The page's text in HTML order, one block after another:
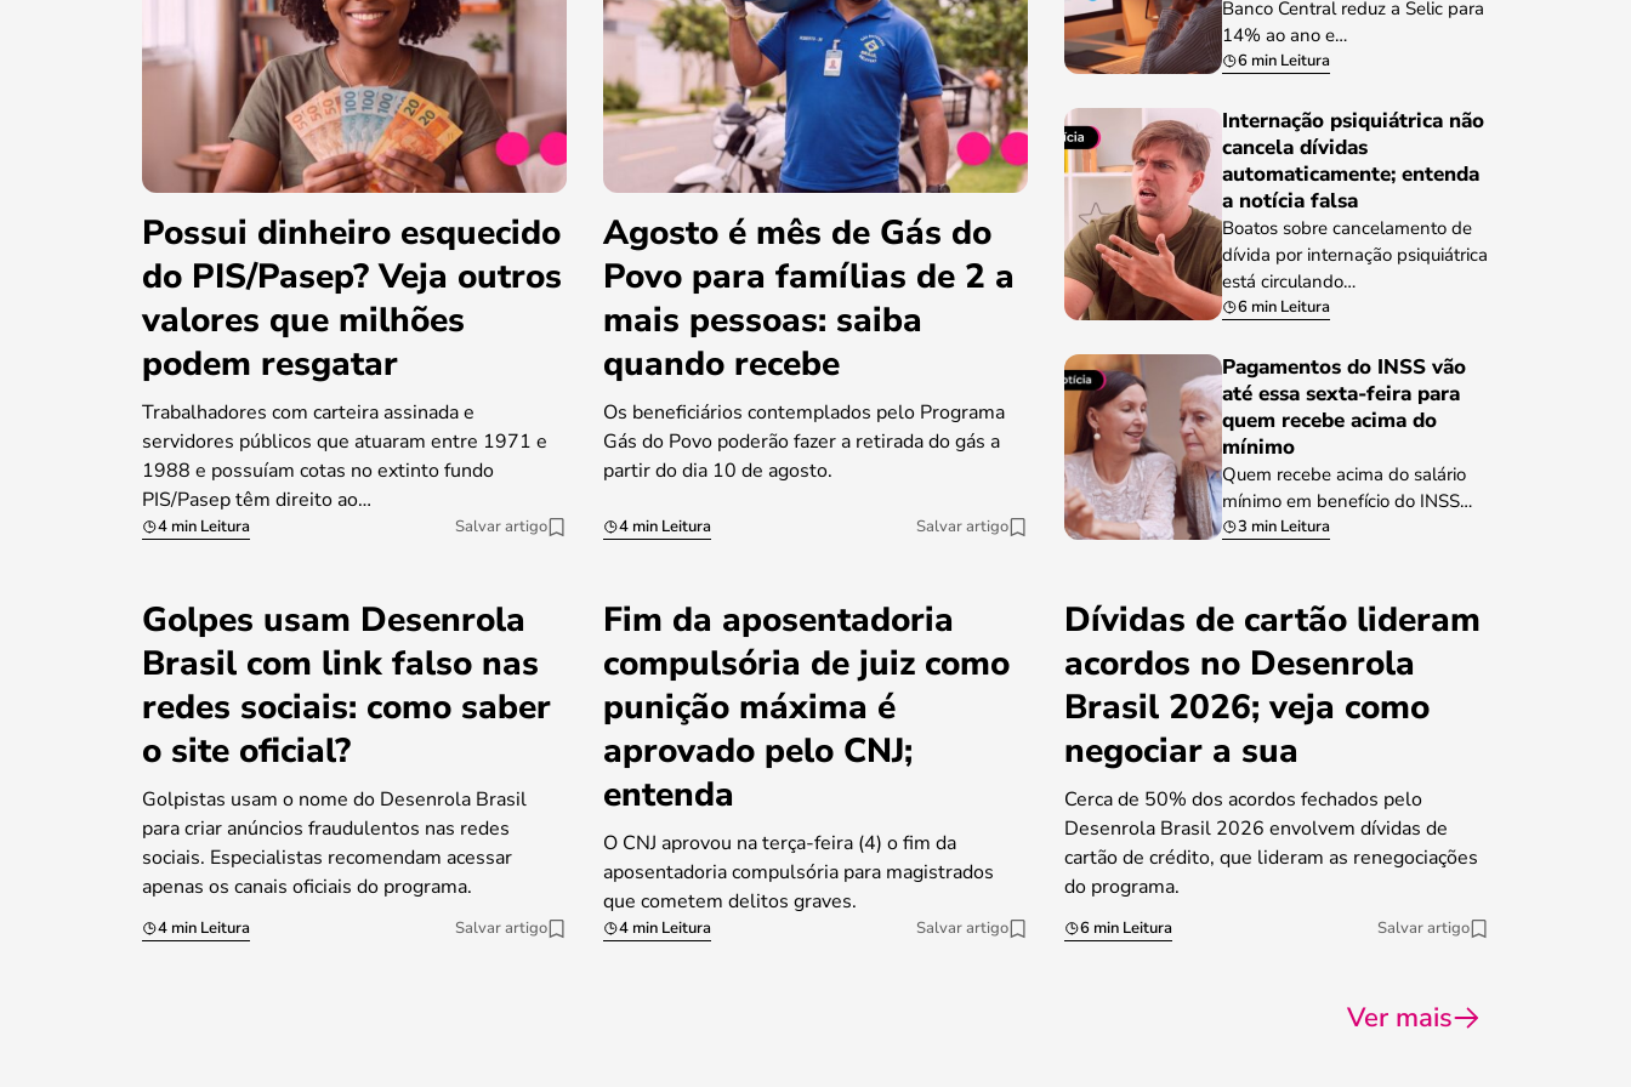
Possui dinheiro esquecido
do PIS/Pasep? Veja outros
valores que milhões
podem resgatar
Trabalhadores com carteira assinada e
servidores públicos que atuaram entre 1971 e
1988 e possuíam cotas no extinto fundo
PIS/Pasep têm direito ao…
4 min Leitura Salvar artigo
Agosto é mês de Gás do
Povo para famílias de 2 a
mais pessoas: saiba
quando recebe
Os beneficiários contemplados pelo Programa
Gás do Povo poderão fazer a retirada do gás a
partir do dia 10 de agosto.
4 min Leitura Salvar artigo
Banco Central reduz a Selic para
14% ao ano e…
6 min Leitura
Internação psiquiátrica não
cancela dívidas
automaticamente; entenda
a notícia falsa
Boatos sobre cancelamento de
dívida por internação psiquiátrica
está circulando…
6 min Leitura
Pagamentos do INSS vão
até essa sexta-feira para
quem recebe acima do
mínimo
Quem recebe acima do salário
mínimo em benefício do INSS…
3 min Leitura
Golpes usam Desenrola
Brasil com link falso nas
redes sociais: como saber
o site oficial?
Golpistas usam o nome do Desenrola Brasil
para criar anúncios fraudulentos nas redes
sociais. Especialistas recomendam acessar
apenas os canais oficiais do programa.
4 min Leitura Salvar artigo
Fim da aposentadoria
compulsória de juiz como
punição máxima é
aprovado pelo CNJ;
entenda
O CNJ aprovou na terça-feira (4) o fim da
aposentadoria compulsória para magistrados
que cometem delitos graves.
4 min Leitura Salvar artigo
Dívidas de cartão lideram
acordos no Desenrola
Brasil 2026; veja como
negociar a sua
Cerca de 50% dos acordos fechados pelo
Desenrola Brasil 2026 envolvem dívidas de
cartão de crédito, que lideram as renegociações
do programa.
6 min Leitura Salvar artigo
Ver mais